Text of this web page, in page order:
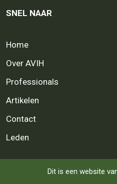
SNEL NAAR
Home
Over AVIH
Professionals
Artikelen
Contact
Leden
Dit is een website